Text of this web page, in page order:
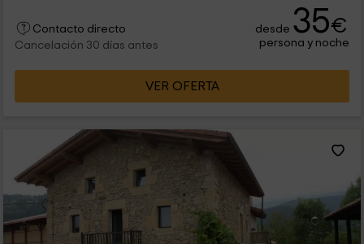
Contacto directo
Cancelación 30 días antes
desde 35€
persona y noche
VER OFERTA